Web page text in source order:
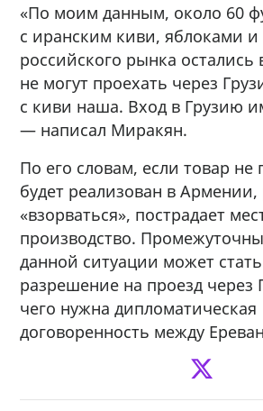
«По моим данным, около 60
с иранским киви, яблоками
российского рынка
не могут проехать через
с киви наша. Вход в Грузию
— написал Миракян.
По его словам, если товар не
будет реализован в
«взорваться», пострадает
производство.
данной ситуации может
разрешение на проезд через
чего нужна дипломатическая
договоренность между